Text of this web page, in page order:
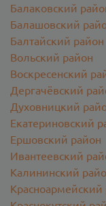
Балаковский
Балашовский
Балтайский район
Вольский район
Воскресенский
Дергачёвский
Духовницкий
Екатериновский
Ершовский район
Ивантеевский
Калининский
Красноармейский